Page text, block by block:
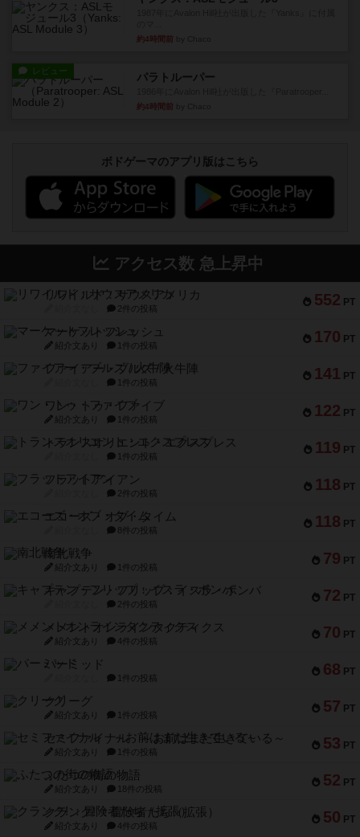
約4時間前by Chaco
レビュー
レビュー ヤンクス：ASLモジュール3
レビュー パラトルーパー
1986年にAvalon Hill社が出版した『Paratrooper...
約4時間前by Chaco
ボドゲーマのアプリ版はこちら
アクセス数 急上昇中
552 PT
リワイルド：サウスアメリカ
紹介文なし 2件の投稿
170 PT
マーケットフレッシュ
1件の投稿
141 PT
ファイアー・ブルズ / 火牛陣
1件の投稿
122 PT
ワン・トゥ・ファイブ
1件の投稿
119 PT
トランスオリエント・エクスプレス
紹介文なし 1件の投稿
118 PT
フラットアイアン
2件の投稿
118 PT
エコーズ・オブ・タイム
紹介文なし 8件の投稿
79 PT
南北戦争
1件の投稿
72 PT
キャプテン・フリップ：イスラ・ボンバ
紹介文なし 2件の投稿
70 PT
メメントオンラインタクティクス
紹介文あり 4件の投稿
68 PT
パーミッド
紹介文なし 1件の投稿
57 PT
クリーグ
紹介文あり 1件の投稿